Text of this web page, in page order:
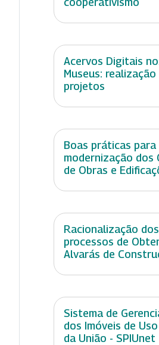
Acervos Digitais
Museus: realização
projetos
Boas práticas para
modernização dos
de Obras e
Racionalização dos
processos de
Alvarás de
Sistema de
dos Imóveis de
da União - SPIUnet